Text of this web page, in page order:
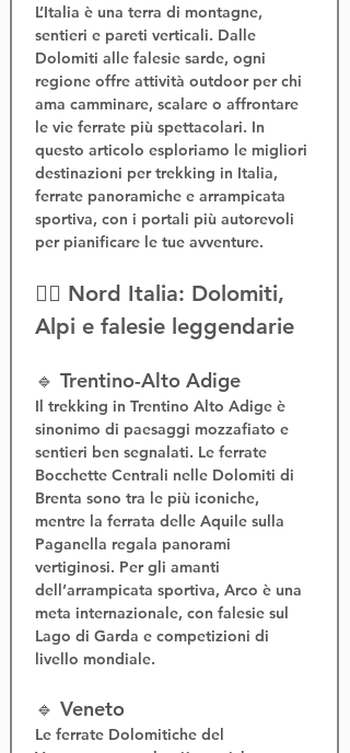
L’Italia è una terra di montagne,
sentieri e pareti verticali. Dalle
Dolomiti alle falesie sarde, ogni
regione offre attività outdoor per chi
ama camminare, scalare o affrontare
le vie ferrate più spettacolari. In
questo articolo esploriamo le migliori
destinazioni per trekking in Italia,
ferrate panoramiche e arrampicata
sportiva, con i portali più autorevoli
per pianificare le tue avventure.
🧗‍♂️ Nord Italia: Dolomiti,
Alpi e falesie leggendarie
🔹 Trentino-Alto Adige
Il trekking in Trentino Alto Adige è
sinonimo di paesaggi mozzafiato e
sentieri ben segnalati. Le ferrate
Bocchette Centrali nelle Dolomiti di
Brenta sono tra le più iconiche,
mentre la ferrata delle Aquile sulla
Paganella regala panorami
vertiginosi. Per gli amanti
dell’arrampicata sportiva, Arco è una
meta internazionale, con falesie sul
Lago di Garda e competizioni di
livello mondiale.
🔹 Veneto
Le ferrate Dolomitiche del